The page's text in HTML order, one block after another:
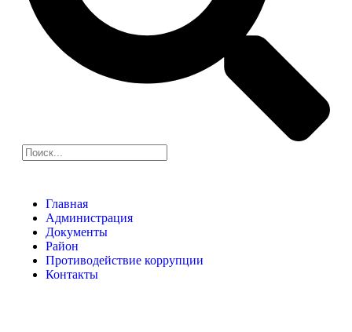
Главная
Администрация
Документы
Район
Противодействие коррупции
Контакты